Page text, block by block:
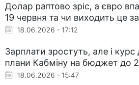
Долар раптово зріс, а євро
19 червня та чи виходить це
18.06.2026 - 17:12
Зарплати зростуть, але і
плани Кабміну на бюджет до
18.06.2026 - 15:47